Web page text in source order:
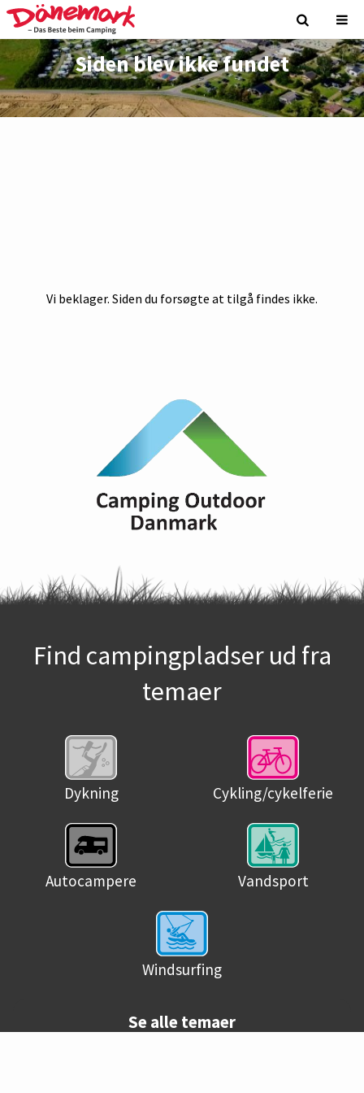
Siden blev ikke fundet
Vi beklager. Siden du forsøgte at tilgå findes ikke.
Find campingpladser ud fra
temaer
Dykning Cykling/cykelferie
Autocampere Vandsport
Windsurfing
Se alle temaer